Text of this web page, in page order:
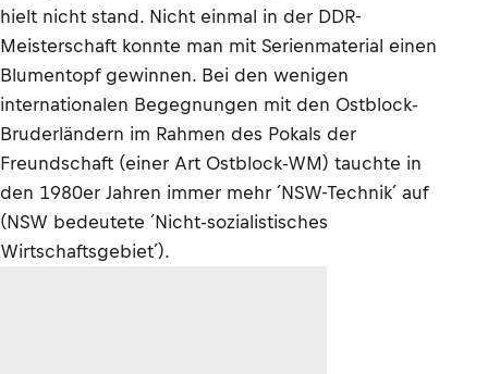
hielt nicht stand. Nicht einmal in der DDR-
Meisterschaft konnte man mit Serienmaterial einen
Blumentopf gewinnen. Bei den wenigen
internationalen Begegnungen mit den Ostblock-
Bruderländern im Rahmen des Pokals der
Freundschaft (einer Art Ostblock-WM) tauchte in
den 1980er Jahren immer mehr ´NSW-Technik´ auf
(NSW bedeutete ´Nicht-sozialistisches
Wirtschaftsgebiet´).